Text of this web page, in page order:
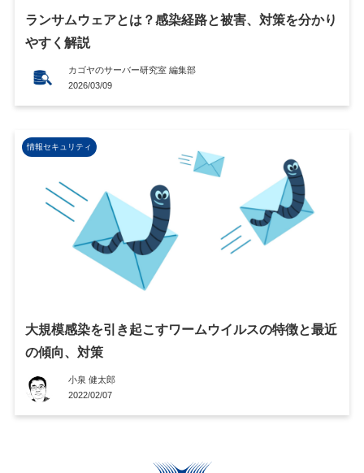
ランサムウェアとは？感染経路と被害、対策を分かり
やすく解説
カゴヤのサーバー研究室 編集部
2026/03/09
情報セキュリティ
大規模感染を引き起こすワームウイルスの特徴と最近
の傾向、対策
小泉 健太郎
2022/02/07